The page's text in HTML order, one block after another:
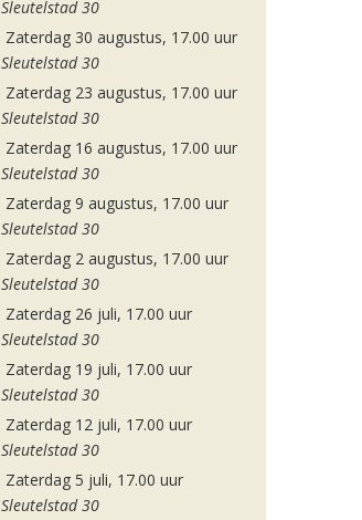
Sleutelstad 30
Zaterdag 30 augustus, 17.00 uur
Sleutelstad 30
Zaterdag 23 augustus, 17.00 uur
Sleutelstad 30
Zaterdag 16 augustus, 17.00 uur
Sleutelstad 30
Zaterdag 9 augustus, 17.00 uur
Sleutelstad 30
Zaterdag 2 augustus, 17.00 uur
Sleutelstad 30
Zaterdag 26 juli, 17.00 uur
Sleutelstad 30
Zaterdag 19 juli, 17.00 uur
Sleutelstad 30
Zaterdag 12 juli, 17.00 uur
Sleutelstad 30
Zaterdag 5 juli, 17.00 uur
Sleutelstad 30